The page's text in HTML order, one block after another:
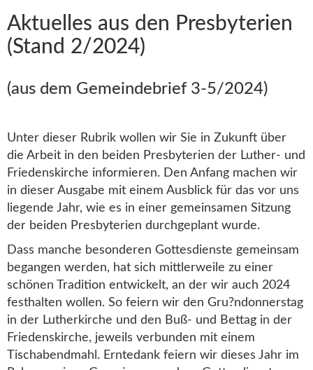
Aktuelles aus den Presbyterien
(Stand 2/2024)
(aus dem Gemeindebrief 3-5/2024)
Unter dieser Rubrik wollen wir Sie in Zukunft über
die Arbeit in den beiden Presbyterien der Luther- und
Friedenskirche informieren. Den Anfang machen wir
in dieser Ausgabe mit einem Ausblick für das vor uns
liegende Jahr, wie es in einer gemeinsamen Sitzung
der beiden Presbyterien durchgeplant wurde.
Dass manche besonderen Gottesdienste gemeinsam
begangen werden, hat sich mittlerweile zu einer
schönen Tradition entwickelt, an der wir auch 2024
festhalten wollen. So feiern wir den Gru?ndonnerstag
in der Lutherkirche und den Buß- und Bettag in der
Friedenskirche, jeweils verbunden mit einem
Tischabendmahl. Erntedank feiern wir dieses Jahr im